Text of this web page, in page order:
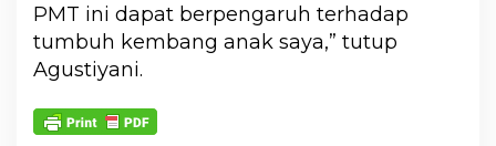
PMT ini dapat berpengaruh terhadap
tumbuh kembang anak saya,” tutup
Agustiyani.